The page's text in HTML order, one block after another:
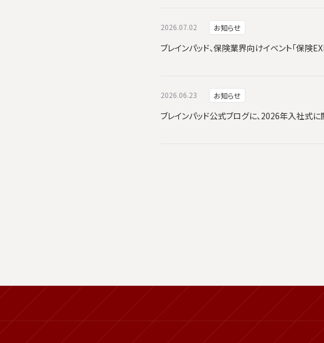
2026.07.02 お知らせ
ブレインパッド、保険業界向けイベント「保険
2026.06.23 お知らせ
ブレインパッド公式ブログに、2026年入社式